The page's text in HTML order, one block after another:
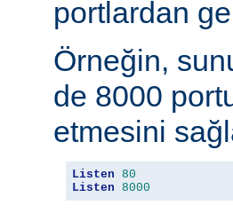
portlardan
Örneğin,
de 8000
etmesini
Listen 80
Listen 8000